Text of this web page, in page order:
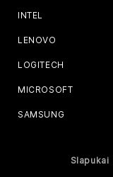
INTEL
LENOVO
LOGITECH
MICROSOFT
SAMSUNG
Slapukai